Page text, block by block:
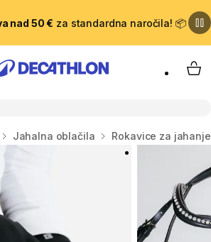
nad 50 € za standardna naročila! 📦
Jahalna oblačila Rokavice za jahanje